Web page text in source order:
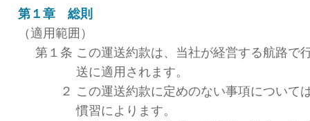
第１章 総則
（適用範囲）
第１条 この運送約款は、当社が経営する航路で
送に適用されます。
２ この運送約款に定めのない事項について
慣習によります。